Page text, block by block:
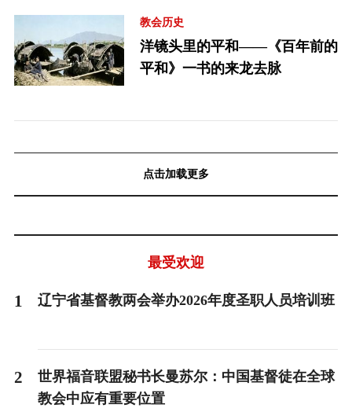
教会历史
洋镜头里的平和——《百年前的
平和》一书的来龙去脉
点击加载更多
最受欢迎
1 辽宁省基督教两会举办2026年度圣职人员培训班
2
世界福音联盟秘书长曼苏尔：中国基督徒在全球
教会中应有重要位置